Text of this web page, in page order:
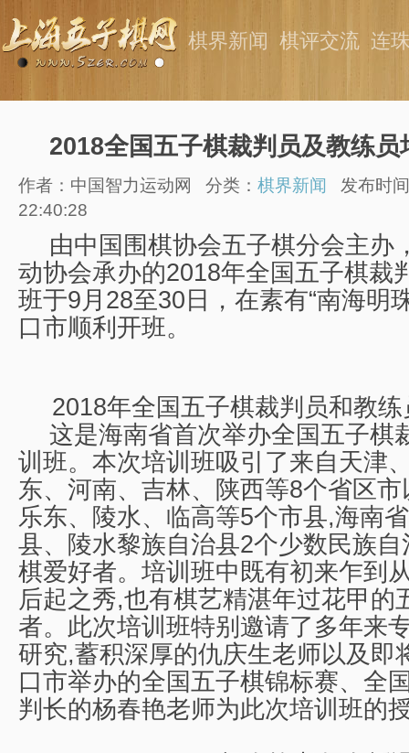
棋界新闻 棋评交流 连
2018全国五子棋裁判员及教练员
作者：中国智力运动网 分类： 棋界新闻
发布时
22:40:28
由中国围棋协会五子棋分会主办
动协会承办的2018年全国五子棋裁
班于9月28至30日，在素有“南海明
口市顺利开班。
2018年全国五子棋裁判员和教
这是海南省首次举办全国五子棋
训班。本次培训班吸引了来自天津
东、河南、吉林、陕西等8个省区
乐东、陵水、临高等5个市县,海南
县、陵水黎族自治县2个少数民族
棋爱好者。培训班中既有初来乍到
后起之秀,也有棋艺精湛年过花甲的
者。此次培训班特别邀请了多年来
研究,蓄积深厚的仇庆生老师以及即
口市举办的全国五子棋锦标赛、全
判长的杨春艳老师为此次培训班的